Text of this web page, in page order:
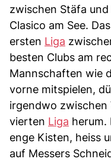
zwischen Stäfa
Clasico am See.
ersten Liga
besten Clubs am
Mannschaften wie
vorne mitspielen,
irgendwo zwischen
vierten Liga herum.
enge Kisten, heiss
auf Messers